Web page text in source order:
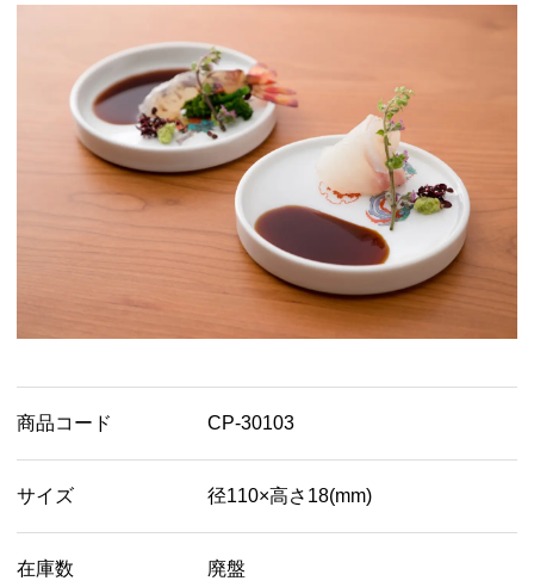
商品コード CP-30103
サイズ 径110×高さ18(mm)
在庫数 廃盤